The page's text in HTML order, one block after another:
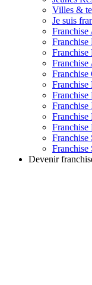
Villes &
Je suis
Franchise
Franchise
Franchise
Franchise
Franchise
Franchise
Franchise
Franchise
Franchise
Franchise
Franchise
Franchise
Devenir